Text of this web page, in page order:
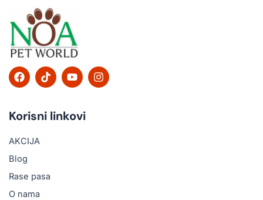
F
a
b
o
o
k
T
i
o
k
Y
o
u
b
I
n
Korisni linkovi
AKCIJA
Blog
Rase pasa
O nama